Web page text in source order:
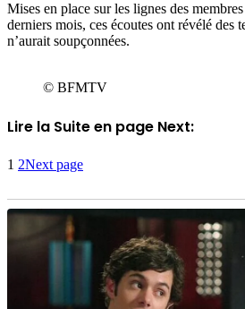
Mises en place sur les lignes des
derniers mois, ces écoutes ont révélé des
n’aurait soupçonnées.
© BFMTV
Lire la Suite en page Next:
1 2Next page